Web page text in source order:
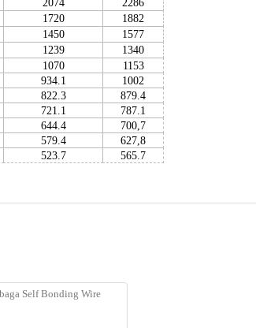
2074
2286
1720
1882
1450
1577
1239
1340
1070
1153
934.1
1002
822.3
879.4
721.1
787.1
644.4
700,7
579.4
627,8
523.7 565.7